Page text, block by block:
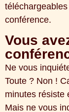
conférence.
Vous
Ne vous
Toute ? Non !
minutes résiste
Mais ne vous